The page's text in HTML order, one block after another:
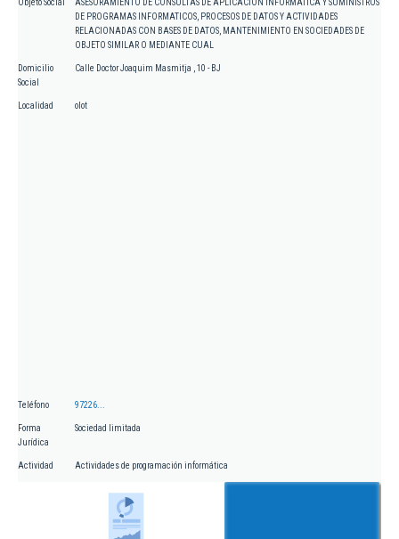
Objeto Social
ASESORAMIENTO DE CONSULTAS DE APLICACION INFORMATICA Y SUMINISTROS
DE PROGRAMAS INFORMATICOS, PROCESOS DE DATOS Y ACTIVIDADES
RELACIONADAS CON BASES DE DATOS, MANTENIMIENTO EN SOCIEDADES DE
OBJETO SIMILAR O MEDIANTE CUAL
Domicilio
Social
Calle Doctor Joaquim Masmitja , 10 - BJ
Localidad olot
Teléfono 97226...
Forma
Jurídica
Sociedad limitada
Actividad Actividades de programación informática